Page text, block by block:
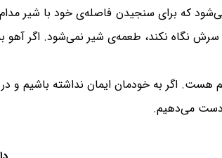
که برای سنجیدن فاصله‌ی خود با شیر
نگاه نکند، طعمه‌ی شیر نمی‌شود. اگر آهو
اگر به خودمان ایمان نداشته باشیم و
دست می‌دهیم.